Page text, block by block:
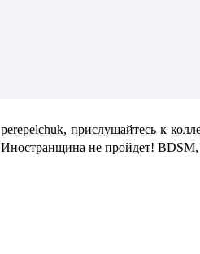
perepelchuk,прислушайтесь к
Иностранщина не пройдет!